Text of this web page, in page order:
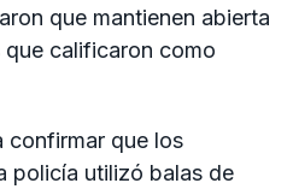
que mantienen abierta
calificaron como
confirmar que los
policía utilizó balas de